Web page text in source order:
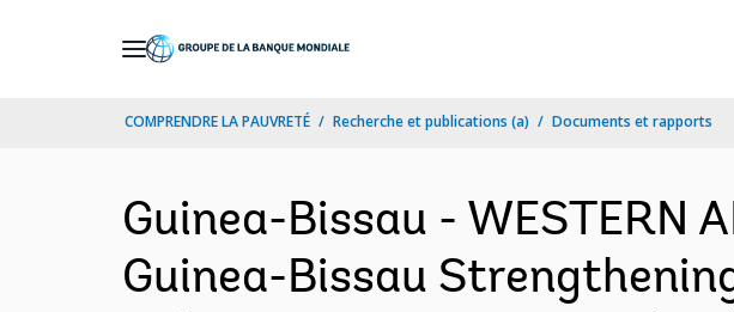
COMPRENDRE LA PAUVRETÉ Recherche et publications (a) Documents et rapports
Guinea-Bissau - WESTERN
Guinea-Bissau